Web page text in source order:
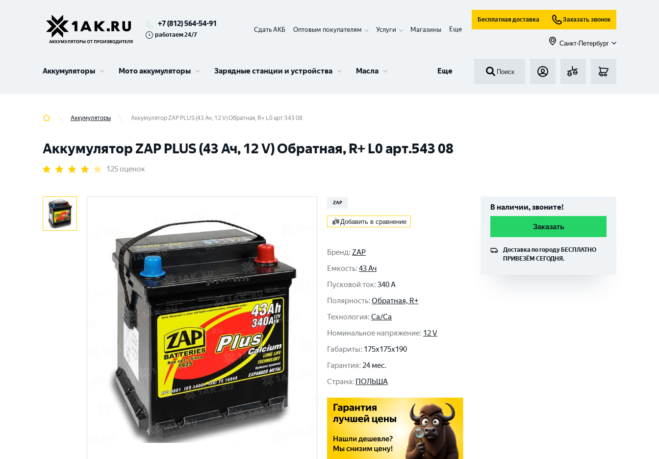
+7 (812) 564-54-91
работаем 24/7
Сдать АКБ Оптовым покупателям Услуги Магазины Еще
Бесплатная доставка Заказать звонок
Санкт-Петербург
Аккумуляторы Мото аккумуляторы Зарядные станции и устройства Масла Еще Поиск
Аккумуляторы Аккумулятор ZAP PLUS (43 Ач, 12 V) Обратная, R+ L0 арт.543 08
Аккумулятор ZAP PLUS (43 Ач, 12 V) Обратная, R+ L0 арт.543 08
125 оценок
ZAP
Добавить в сравнение
Бренд: ZAP
Емкость: 43 Ач
Пусковой ток: 340 A
Полярность: Обратная, R+
Технология: Ca/Ca
Номинальное напряжение: 12 V
Габариты: 175x175x190
Гарантия: 24 мес.
Cтрана: ПОЛЬША
В наличии, звоните!
Заказать
Доставка по городу БЕСПЛАТНО
ПРИВЕЗЁМ СЕГОДНЯ.